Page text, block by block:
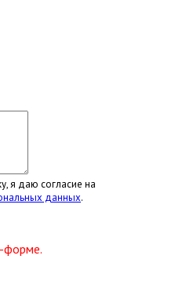
я даю согласие на
данных.
форме.